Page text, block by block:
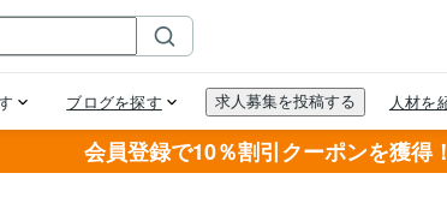
会員登録で10％割引クーポンを獲得！